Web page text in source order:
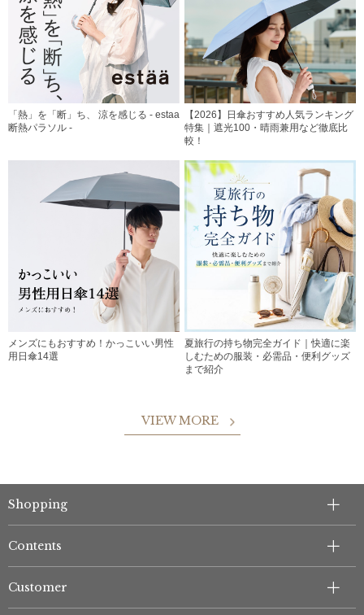
「熱」を「断」ち、 涼を感じる - estaa
断熱パラソル -
【2026】日傘おすすめ人気ランキング
特集｜遮光100・晴雨兼用など徹底比
較！
メンズにもおすすめ！かっこいい男性
用日傘14選
夏旅行の持ち物完全ガイド｜快適に楽
しむための服装・必需品・便利グッズ
まで紹介
VIEW MORE
Shopping
Contents
Customer